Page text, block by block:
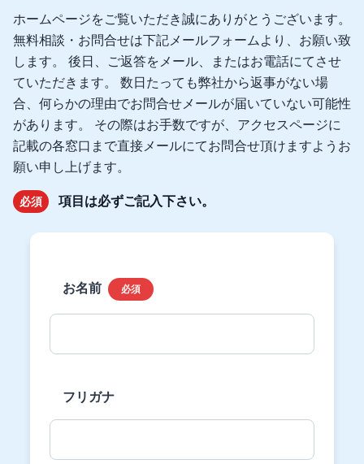
ホームページをご覧いただき誠にありがとうございます。
無料相談・お問合せは下記メールフォームより、お願い致
します。
後日、ご返答をメール、またはお電話にてさせ
ていただきます。
数日たっても弊社から返事がない場
合、何らかの理由でお問合せメールが届いていない可能性
があります。
その際はお手数ですが、アクセスページに
記載の各窓口まで直接メールにてお問合せ頂けますようお
願い申し上げます。
必須 項目は必ずご記入下さい。
お名前 必須
フリガナ